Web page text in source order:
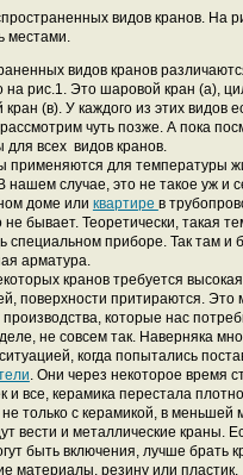
видов кранов. На
местами.
видов кранов
на рис.1. Это шаровой кран (а),
кран (в). У каждого из этих видов
чуть позже. А пока
всех видов кранов.
применяются для температуры
нашем случае, это не такое уж и
доме или квартире в
бывает. Теоретически, такая
специальном приборе. Так там и
арматура.
кранов требуется
поверхности притираются.
которые нас
не совсем так. Наверняка
когда попытались
. Они через некоторое время
и все, керамика перестала
не только с керамикой, в меньшей
вести и металлические краны.
быть включения, лучше брать
материалы, резину или пластик.